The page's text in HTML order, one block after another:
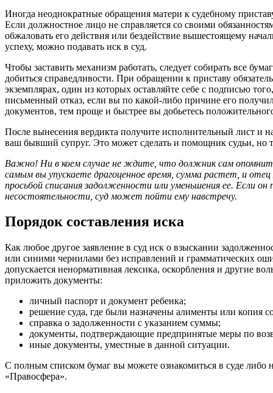
Иногда неоднократные обращения матери к судебному
Если должностное лицо не справляется со своими
обжаловать его действия или бездействие вышестоящему
успеху, можно подавать иск в суд.
Чтобы заставить механизм работать, следует собирать все
добиться справедливости. При обращении к приставу
экземплярах, один из которых оставляйте себе с подписью
письменный отказ, если вы по какой-либо причине его
документов, тем проще и быстрее вы добьетесь положительного
После вынесения вердикта получите исполнительный лист и
ваш бывший супруг. Это может сделать и помощник судьи, но
Важно! Ни в коем случае не ждите, что должник сам
самым вы упускаете драгоценное время, сумма растет, и
просьбой списания задолженности или уменьшения ее. Если
несостоятельности, суд может пойти ему навстречу.
Порядок составления иска
Как любое другое заявление в суд иск о взыскании
или синими чернилами без исправлений и грамматических
допускается ненормативная лексика, оскорбления и другие
приложить документы:
личный паспорт и документ ребенка;
решение суда, где были назначены алименты или копия
справка о задолженности с указанием суммы;
документы, подтверждающие предпринятые меры по
иные документы, уместные в данной ситуации.
С полным списком бумаг вы можете ознакомиться в суде либо
«Правосфера».